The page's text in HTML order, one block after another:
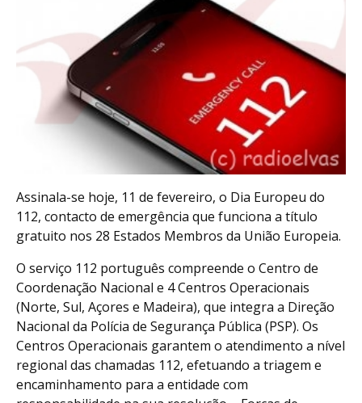
Assinala-se hoje, 11 de fevereiro, o Dia Europeu do
112, contacto de emergência que funciona a título
gratuito nos 28 Estados Membros da União Europeia.
O serviço 112 português compreende o Centro de
Coordenação Nacional e 4 Centros Operacionais
(Norte, Sul, Açores e Madeira), que integra a Direção
Nacional da Polícia de Segurança Pública (PSP). Os
Centros Operacionais garantem o atendimento a nível
regional das chamadas 112, efetuando a triagem e
encaminhamento para a entidade com